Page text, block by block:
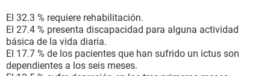
El 32.3 % requiere rehabilitación.
El 27.4 % presenta discapacidad para alguna actividad
básica de la vida diaria.
El 17.7 % de los pacientes que han sufrido un ictus son
dependientes a los seis meses.